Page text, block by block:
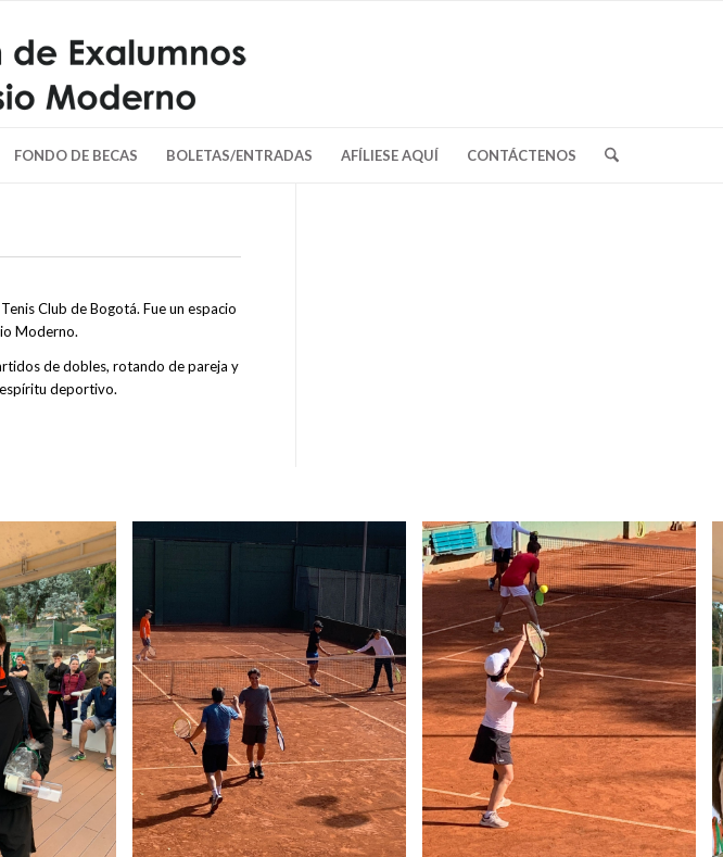
FONDO DE BECAS BOLETAS/ENTRADAS AFÍLIESE AQUÍ CONTÁCTENOS
Club de Bogotá. Fue un espacio
Moderno.
de dobles, rotando de pareja y
deportivo.